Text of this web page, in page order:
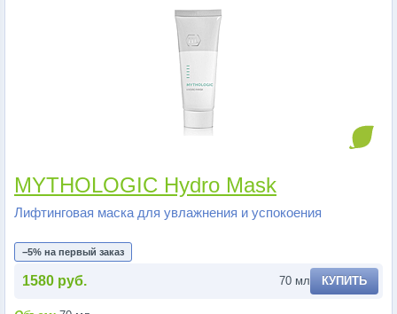
MYTHOLOGIC Hydro Mask
Лифтинговая маска для увлажнения и успокоения
−5% на первый заказ
1580 руб. 70 мл КУПИТЬ